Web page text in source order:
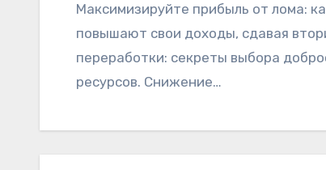
Максимизируйте прибыль от лома: как ведущие предприятия столицы и Подмосковья
повышают свои доходы, сдавая
переработки: секреты выбора
ресурсов. Снижение…